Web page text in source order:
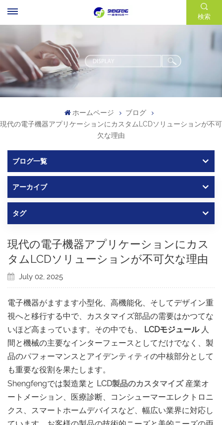
検索
ホームページ
ブログ
現代の電子機器アプリケーションにカスタムLCDソリューションが不可
欠な理由
ブログ一覧
アーカイブ
タグ
現代の電子機器アプリケーションにカス
タムLCDソリューションが不可欠な理由
July 02, 2025
電子機器がますます小型化、高機能化、そしてデザイン重
視へと移行する中で、カスタマイズ部品の需要はかつてな
いほど高まっています。その中でも、 LCDモジュール人
間と機械の主要なインターフェースとしてだけでなく、製
品のパフォーマンスとアイデンティティの中核部分として
も重要な役割を果たします。
Shengfengでは製造業と LCD製品のカスタマイズ産業オ
ートメーション、医療診断、コンシューマーエレクトロニ
クス、スマートホームデバイスなど、幅広い業界に対応し